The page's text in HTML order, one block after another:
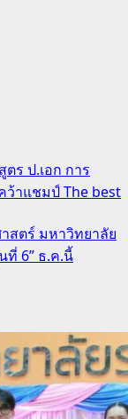
ร ป.เอก การ
ว้าแชมป์ The best
สตร์ มหาวิทยาลัย
ที่ 6” ธ.ค.นี้